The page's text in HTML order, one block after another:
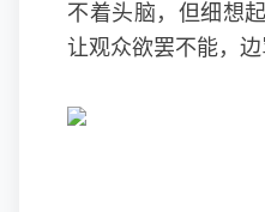
不着头脑，但细想
让观众欲罢不能，边